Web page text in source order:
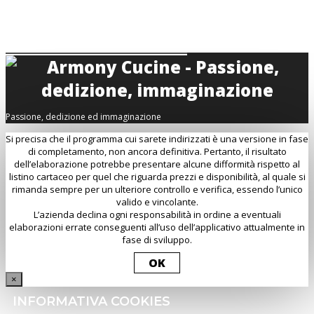
Passione, dedizione ed immaginazione
Si precisa che il programma cui sarete indirizzati è una versione in fase
di completamento, non ancora definitiva. Pertanto, il risultato
dell’elaborazione potrebbe presentare alcune difformità rispetto al
listino cartaceo per quel che riguarda prezzi e disponibilità, al quale si
rimanda sempre per un ulteriore controllo e verifica, essendo l’unico
valido e vincolante.
L’azienda declina ogni responsabilità in ordine a eventuali
elaborazioni errate conseguenti all’uso dell’applicativo attualmente in
fase di sviluppo.
OK
×
INFORMATIVA COOKIES